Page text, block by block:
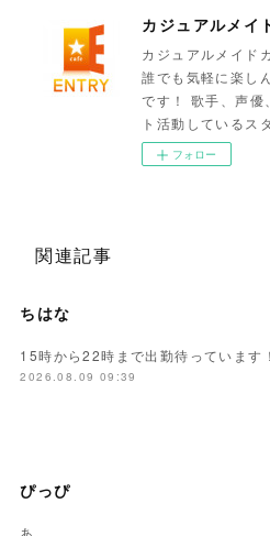
カジュアルメイド
誰でも気軽に楽し
です！ 歌手、声優
ト活動しているス
フォロー
関連記事
ちはな
15時から22時まで出勤待っています
2026.08.09 09:39
ぴっぴ